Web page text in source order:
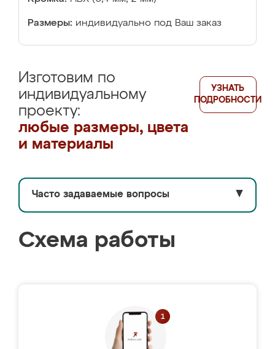
Размеры: индивидуально под Ваш заказ
Изготовим по
индивидуальному
проекту:
любые размеры, цвета
и материалы
УЗНАТЬ
ПОДРОБНОСТИ
Часто задаваемые вопросы ▼
Схема работы